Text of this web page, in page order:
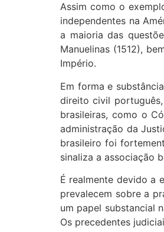
Assim como o
independentes na
a maioria das
Manuelinas (1512),
Império.
Em forma e
direito civil
brasileiras, como o
administração da
brasileiro foi
sinaliza a associação
É realmente devido a
prevalecem sobre a
um papel substancial
Os precedentes